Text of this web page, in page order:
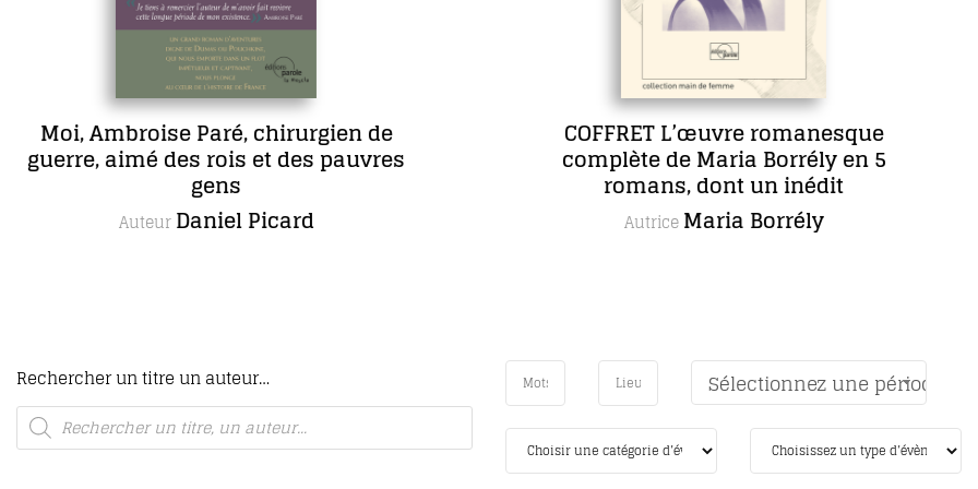
chirurgien de
et des pauvres
COFFRET L’œuvre romanesque
complète de Maria Borrély en 5
romans, dont un inédit
Rechercher un titre un auteur… Sélectionnez une période